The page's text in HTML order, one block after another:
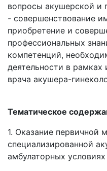
вопросы акушерской и
- совершенствование
приобретение и
профессиональных
компетенций,
деятельности в
врача акушера-
Тематическое
1. Оказание первичной
специализированной
амбулаторных условиях